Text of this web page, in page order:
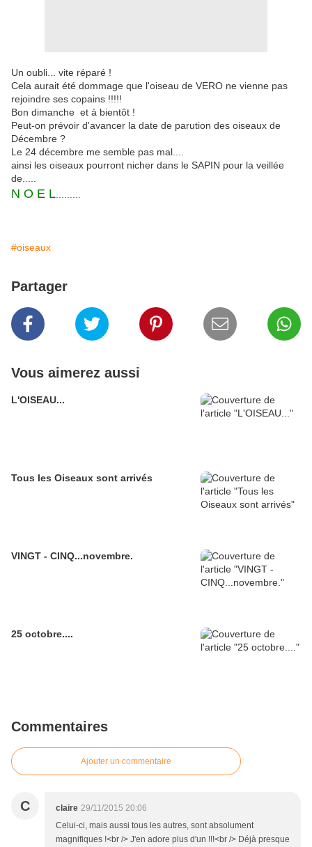
Un oubli... vite réparé !
Cela aurait été dommage que l'oiseau de VERO ne vienne pas
rejoindre ses copains !!!!!
Bon dimanche et à bientôt !
Peut-on prévoir d'avancer la date de parution des oiseaux de
Décembre ?
Le 24 décembre me semble pas mal....
ainsi les oiseaux pourront nicher dans le SAPIN pour la veillée
de.....
N O E L
#oiseaux
Partager
Vous aimerez aussi
L'OISEAU...
Tous les Oiseaux sont arrivés
VINGT - CINQ...novembre.
25 octobre....
Commentaires
Ajouter un commentaire
C claire 29/11/2015 20:06
Celui-ci, mais aussi tous les autres, sont absolument
magnifiques !<br /> J'en adore plus d'un !!!<br /> Déjà presque